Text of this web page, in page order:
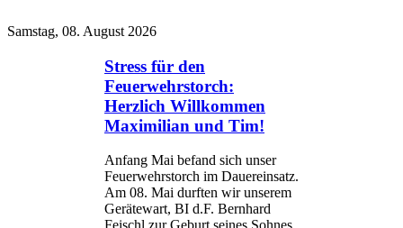
Samstag, 08. August 2026
Stress für den
Feuerwehrstorch:
Herzlich Willkommen
Maximilian und Tim!
Anfang Mai befand sich unser
Feuerwehrstorch im Dauereinsatz.
Am 08. Mai durften wir unserem
Gerätewart, BI d.F. Bernhard